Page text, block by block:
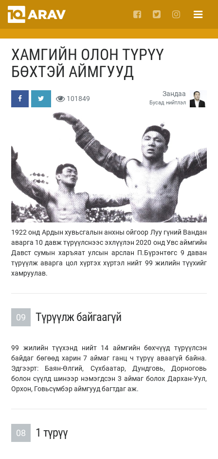
ХАМГИЙН ОЛОН ТҮРҮҮ
БӨХТЭЙ АЙМГУУД
101849
Зандаа
Бусад нийтлэл
1922 онд Ардын хувьсгалын анхны ойгоор Луу гүний Вандан
аварга 10 давж түрүүлснээс эхлүүлэн 2020 онд Увс аймгийн
Давст сумын харъяат улсын арслан П.Бүрэнтөгс 9 даван
түрүүлж аварга цол хүртэх хүртэл нийт 99 жилийн түүхийг
хамруулав.
09 Түрүүлж байгаагүй
99 жилийн түүхэнд нийт 14 аймгийн бөхчүүд түрүүлсэн
байдаг бөгөөд харин 7 аймаг ганц ч түрүү аваагүй байна.
Эдгээрт: Баян-Өлгий, Сүхбаатар, Дундговь, Дорноговь
болон сүүлд шинээр нэмэгдсэн 3 аймаг болох Дархан-Уул,
Орхон, Говьсүмбэр аймгууд багтдаг аж.
08 1 түрүү